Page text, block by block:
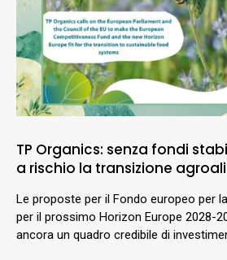
TP Organics: senza fondi
a rischio la transizione
Le proposte per il Fondo europeo per
per il prossimo Horizon Europe 2028-
ancora un quadro credibile di